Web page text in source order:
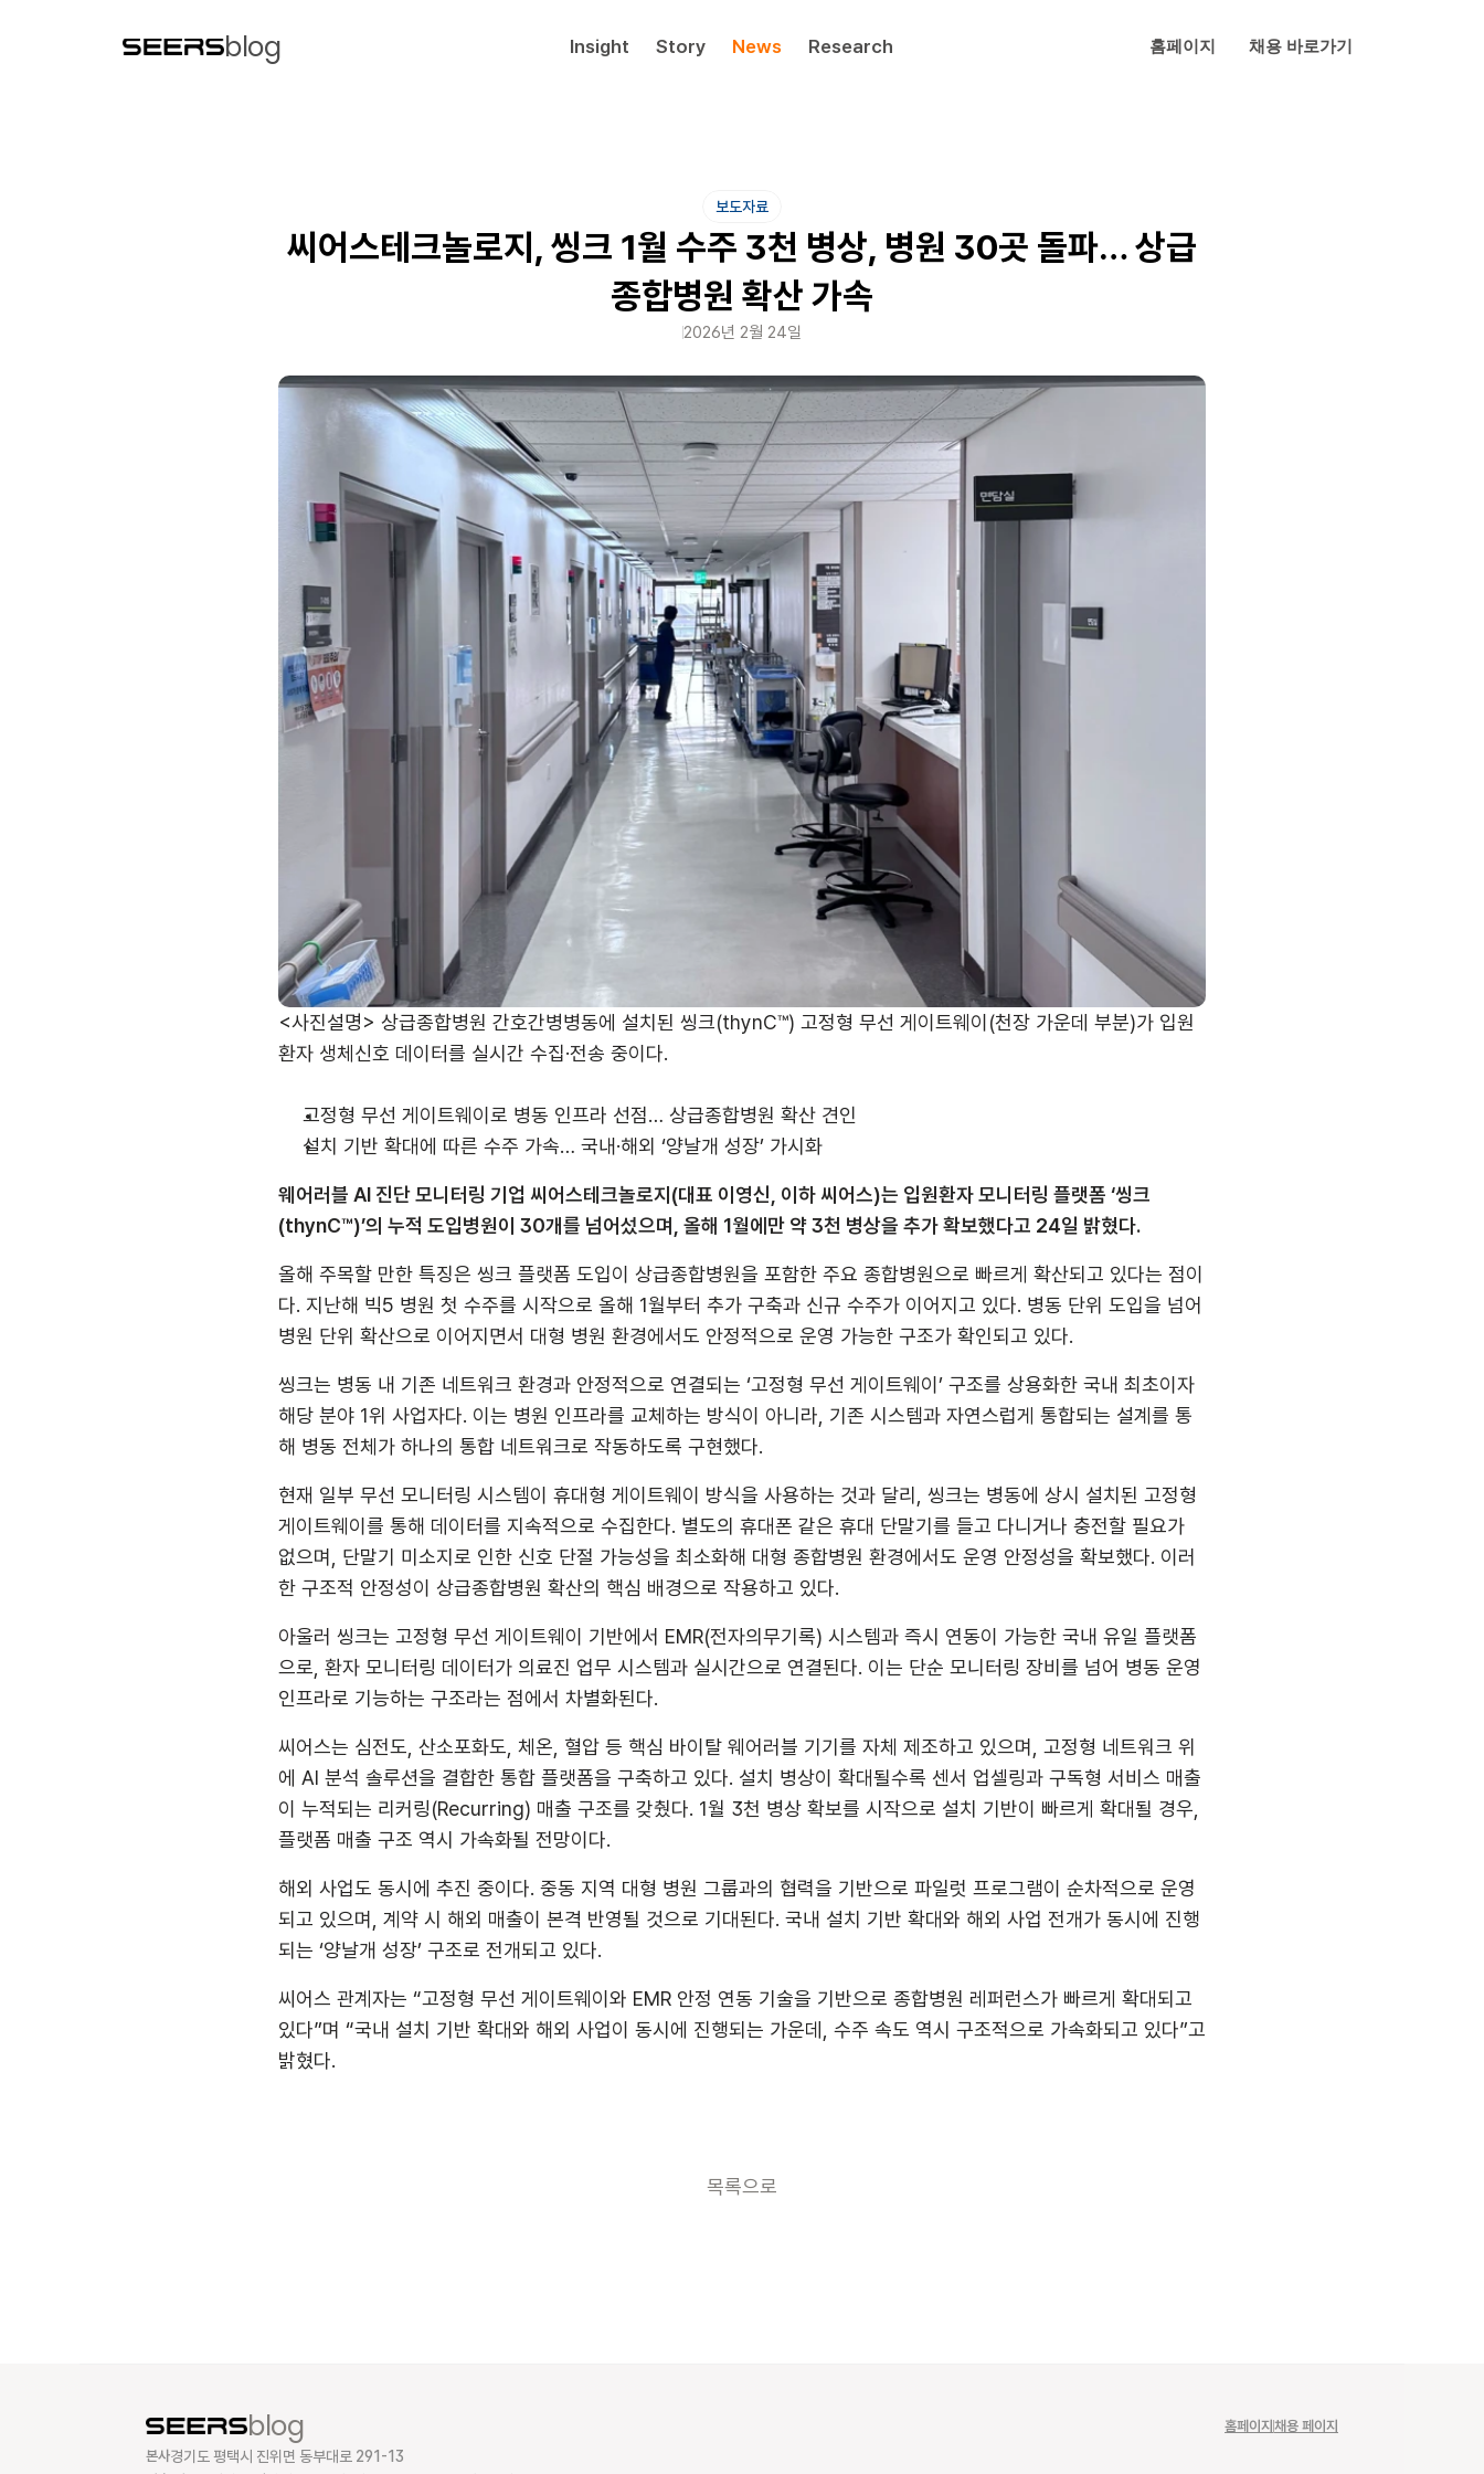
blog Insight Story News Research 홈페이지 채용 바로가기
보도자료
씨어스테크놀로지, 씽크 1월 수주 3천 병상, 병원 30곳 돌파… 상급
종합병원 확산 가속
2026년 2월 24일
<사진설명> 상급종합병원 간호간병병동에 설치된 씽크(thynC™) 고정형 무선 게이트웨이(천장 가운데 부분)가 입원
환자 생체신호 데이터를 실시간 수집·전송 중이다.
고정형 무선 게이트웨이로 병동 인프라 선점… 상급종합병원 확산 견인
설치 기반 확대에 따른 수주 가속… 국내·해외 ‘양날개 성장’ 가시화
웨어러블 AI 진단 모니터링 기업 씨어스테크놀로지(대표 이영신, 이하 씨어스)는 입원환자 모니터링 플랫폼 ‘씽크
(thynC™)’의 누적 도입병원이 30개를 넘어섰으며, 올해 1월에만 약 3천 병상을 추가 확보했다고 24일 밝혔다.
올해 주목할 만한 특징은 씽크 플랫폼 도입이 상급종합병원을 포함한 주요 종합병원으로 빠르게 확산되고 있다는 점이
다. 지난해 빅5 병원 첫 수주를 시작으로 올해 1월부터 추가 구축과 신규 수주가 이어지고 있다. 병동 단위 도입을 넘어
병원 단위 확산으로 이어지면서 대형 병원 환경에서도 안정적으로 운영 가능한 구조가 확인되고 있다.
씽크는 병동 내 기존 네트워크 환경과 안정적으로 연결되는 ‘고정형 무선 게이트웨이’ 구조를 상용화한 국내 최초이자
해당 분야 1위 사업자다. 이는 병원 인프라를 교체하는 방식이 아니라, 기존 시스템과 자연스럽게 통합되는 설계를 통
해 병동 전체가 하나의 통합 네트워크로 작동하도록 구현했다.
현재 일부 무선 모니터링 시스템이 휴대형 게이트웨이 방식을 사용하는 것과 달리, 씽크는 병동에 상시 설치된 고정형
게이트웨이를 통해 데이터를 지속적으로 수집한다. 별도의 휴대폰 같은 휴대 단말기를 들고 다니거나 충전할 필요가
없으며, 단말기 미소지로 인한 신호 단절 가능성을 최소화해 대형 종합병원 환경에서도 운영 안정성을 확보했다. 이러
한 구조적 안정성이 상급종합병원 확산의 핵심 배경으로 작용하고 있다.
아울러 씽크는 고정형 무선 게이트웨이 기반에서 EMR(전자의무기록) 시스템과 즉시 연동이 가능한 국내 유일 플랫폼
으로, 환자 모니터링 데이터가 의료진 업무 시스템과 실시간으로 연결된다. 이는 단순 모니터링 장비를 넘어 병동 운영
인프라로 기능하는 구조라는 점에서 차별화된다.
씨어스는 심전도, 산소포화도, 체온, 혈압 등 핵심 바이탈 웨어러블 기기를 자체 제조하고 있으며, 고정형 네트워크 위
에 AI 분석 솔루션을 결합한 통합 플랫폼을 구축하고 있다. 설치 병상이 확대될수록 센서 업셀링과 구독형 서비스 매출
이 누적되는 리커링(Recurring) 매출 구조를 갖췄다. 1월 3천 병상 확보를 시작으로 설치 기반이 빠르게 확대될 경우,
플랫폼 매출 구조 역시 가속화될 전망이다.
해외 사업도 동시에 추진 중이다. 중동 지역 대형 병원 그룹과의 협력을 기반으로 파일럿 프로그램이 순차적으로 운영
되고 있으며, 계약 시 해외 매출이 본격 반영될 것으로 기대된다. 국내 설치 기반 확대와 해외 사업 전개가 동시에 진행
되는 ‘양날개 성장’ 구조로 전개되고 있다.
씨어스 관계자는 “고정형 무선 게이트웨이와 EMR 안정 연동 기술을 기반으로 종합병원 레퍼런스가 빠르게 확대되고
있다”며 “국내 설치 기반 확대와 해외 사업이 동시에 진행되는 가운데, 수주 속도 역시 구조적으로 가속화되고 있다”고
밝혔다.
목록으로
blog 홈페이지채용 페이지
본사경기도 평택시 진위면 동부대로 291-13